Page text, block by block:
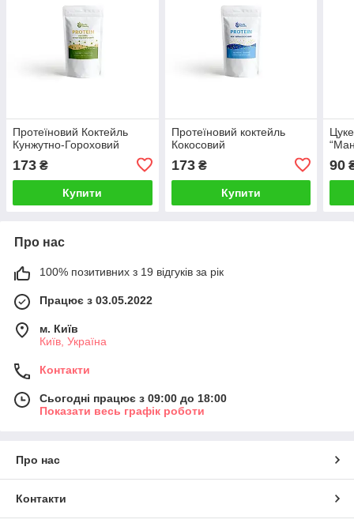
Протеїновий Коктейль
Кунжутно-Гороховий
173 ₴
Купити
Протеїновий коктейль
Кокосовий
173₴
Купити
90
Про нас
100% позитивних з 19 відгуків за рік
Працює з 03.05.2022
м. Київ
Київ, Україна
Контакти
Сьогодні працює з 09:00 до 18:00
Показати весь графік роботи
Про нас
Контакти